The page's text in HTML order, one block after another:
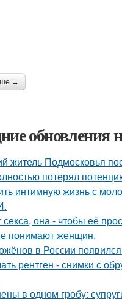
→
обновления
житель Подмосковья
потерял
интимную жизнь с
секса, она - чтобы её
понимают женщин.
в России
рентген - снимки с
в одном гробу: